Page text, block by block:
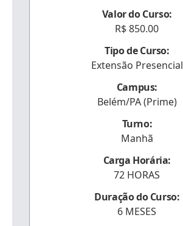
Valor do Curso:
R$ 850.00
Tipo de Curso:
Extensão Presencial
Campus:
Belém/PA (Prime)
Turno:
Manhã
Carga Horária:
72 HORAS
Duração do Curso:
6 MESES